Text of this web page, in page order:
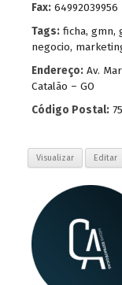
Fax: 64992039956
Tags: ficha, gmn,
negocio,
Endereço: Av.
Catalão – GO
Código Postal:
Visualizar Editar